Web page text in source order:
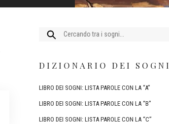
Cercare:
DIZIONARIO DEI SOGNI
LIBRO DEI SOGNI: LISTA PAROLE CON LA “A”
LIBRO DEI SOGNI: LISTA PAROLE CON LA “B”
LIBRO DEI SOGNI: LISTA PAROLE CON LA “C”